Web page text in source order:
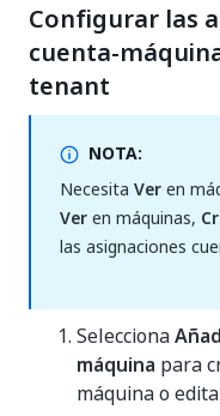
Configurar las
cuenta-
tenant
NOTA:
Necesita Veren
Veren máquinas,
las asignaciones
Selecciona
máquina para
máquina o